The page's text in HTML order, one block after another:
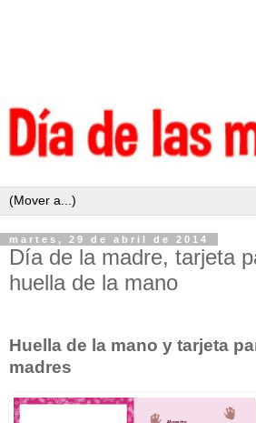
martes, 29 de abril de 2014
Día de la madre, tarjeta
huella de la mano
Huella de la mano y tarjeta
madres